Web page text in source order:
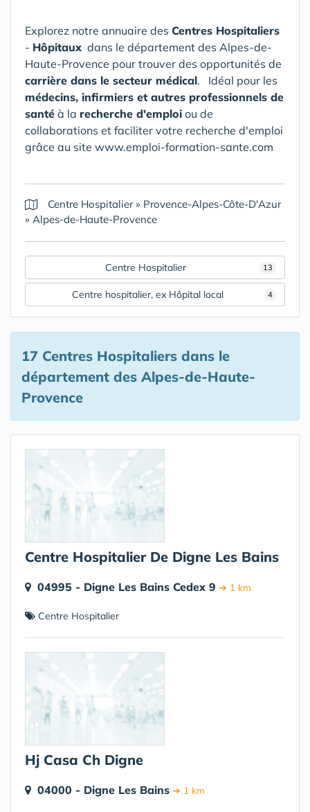
Explorez notre annuaire des Centres Hospitaliers
- Hôpitaux dans le département des Alpes-de-
Haute-Provence pour trouver des opportunités de
carrière dans le secteur médical. Idéal pour les
médecins, infirmiers et autres professionnels de
santé à la recherche d'emploi ou de
collaborations et faciliter votre recherche d'emploi
grâce au site www.emploi-formation-sante.com
Centre Hospitalier» Provence-Alpes-Côte-D'Azur
» Alpes-de-Haute-Provence
13
Centre Hospitalier
4
Centre hospitalier, ex Hôpital local
17 Centres Hospitaliers dans le
département des Alpes-de-Haute-
Provence
Centre Hospitalier De Digne Les Bains
04995 - Digne Les Bains Cedex 9 ➔ 1 km
Centre Hospitalier
Hj Casa Ch Digne
04000 - Digne Les Bains ➔ 1 km